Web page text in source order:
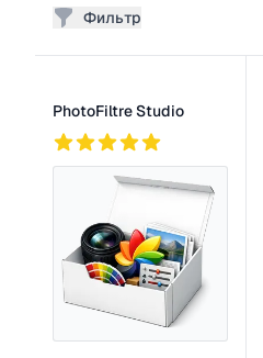
Фильтр
PhotoFiltre Studio
1